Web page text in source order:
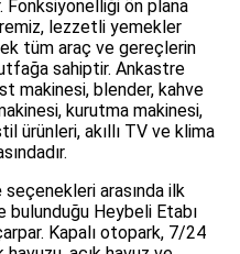
Fonksiyonelliği ön plana
lezzetli yemekler
tüm araç ve gereçlerin
sahiptir. Ankastre
makinesi, blender, kahve
kurutma makinesi,
ürünleri, akıllı TV ve klima
seçenekleri arasında ilk
bulunduğu Heybeli Etabı
Kapalı otopark, 7/24